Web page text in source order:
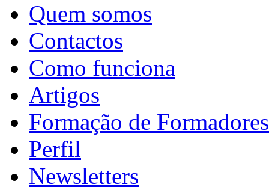
Quem somos
Contactos
Como funciona
Artigos
Formação de Formadores
Perfil
Newsletters